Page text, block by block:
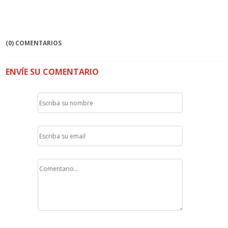
(0) COMENTARIOS
ENVÍE SU COMENTARIO